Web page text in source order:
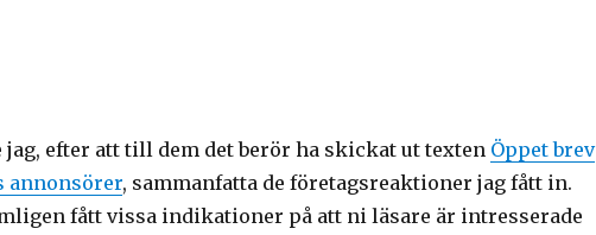
jag, efter att till dem det berör ha skickat ut texten Öppet brev
annonsörer, sammanfatta de företagsreaktioner jag fått in.
fått vissa indikationer på att ni läsare är intresserade